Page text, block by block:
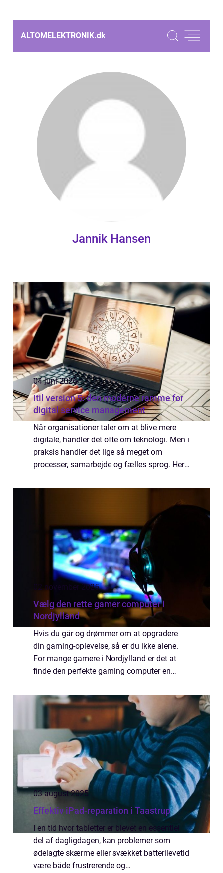
ALTOMELEKTRONIK.dk
Jannik Hansen
04 juni 2026
Itil version 5: den moderne ramme for
digital service management
Når organisationer taler om at blive mere
digitale, handler det ofte om teknologi. Men i
praksis handler det lige så meget om
processer, samarbejde og fælles sprog. Her
rammeværk for, hvordan digitale produ...
02 november 2025
Vælg den rette gamer computer i
Nordjylland
Hvis du går og drømmer om at opgradere
din gaming-oplevelse, så er du ikke alene.
For mange gamere i Nordjylland er det at
finde den perfekte gaming computer en
efter, når du er p&ar...
03 august 2025
Effektiv iPad-reparation i Taastrup
I en tid hvor tabletter er blevet en essentiel
del af dagligdagen, kan problemer som
ødelagte skærme eller svækket batterilevetid
være både frustrerende og